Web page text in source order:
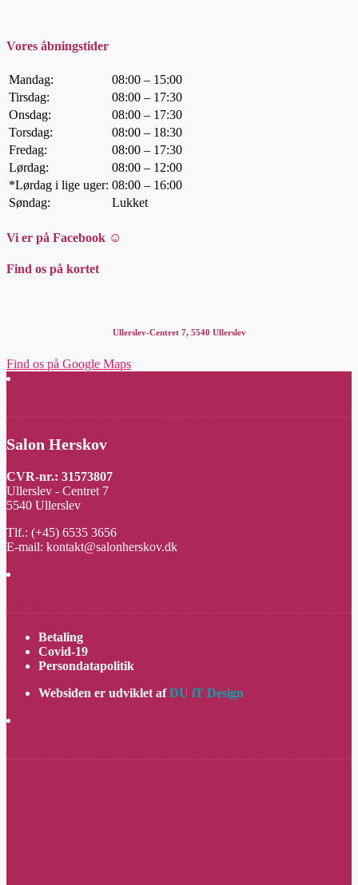
Vores åbningstider
Mandag:
08:00 – 15:00
Tirsdag:
08:00 – 17:30
Onsdag:
08:00 – 17:30
Torsdag:
08:00 – 18:30
Fredag:
08:00 – 17:30
Lørdag:
08:00 – 12:00
*Lørdag i lige uger: 08:00 – 16:00
Søndag:
Lukket
Vi er på Facebook ☺
Find os på kortet
Ullerslev-Centret 7, 5540 Ullerslev
Find os på Google Maps
Salon Herskov
CVR-nr.: 31573807
Ullerslev - Centret 7
5540 Ullerslev
Tlf.: (+45) 6535 3656
E-mail: kontakt@salonherskov.dk
Betaling
Covid-19
Persondatapolitik
Websiden er udviklet af DU iT Design